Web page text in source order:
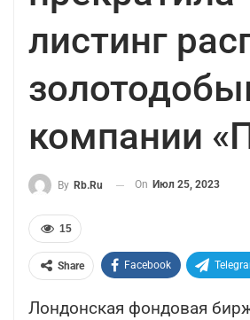
листинг
компании
By Rb.ru On Июл 25, 2023
15
Share Facebook
Лондонская фондовая